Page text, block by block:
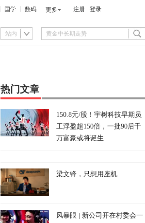
国学 数码 更多 注册 登录
站内
热门文章
150.8元/股！宇树科技早期员
工浮盈超150倍，一批90后千
万富豪或将诞生
梁文锋，只想用座机
风暴眼 | 新公司开在村委会一